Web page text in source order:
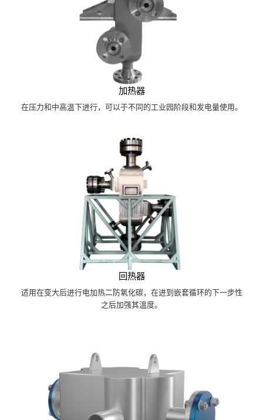
加热器
在压力和中高温下进行，可以于不同的工业园阶段和发电量使用。
回热器
适用在变大后进行电加热二防氧化碳，在进到嵌套循环的下一步性
之后加强其溫度。